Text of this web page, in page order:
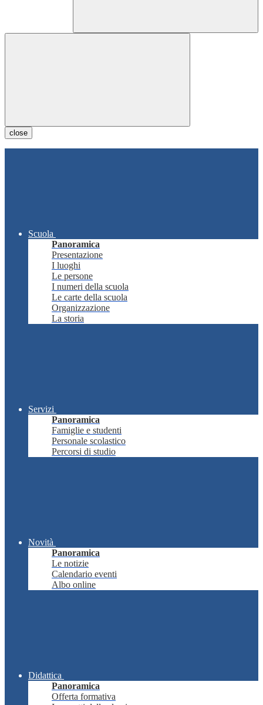
close
Scuola
Panoramica
Presentazione
I luoghi
Le persone
I numeri della scuola
Le carte della scuola
Organizzazione
La storia
Servizi
Panoramica
Famiglie e studenti
Personale scolastico
Percorsi di studio
Novità
Panoramica
Le notizie
Calendario eventi
Albo online
Didattica
Panoramica
Offerta formativa